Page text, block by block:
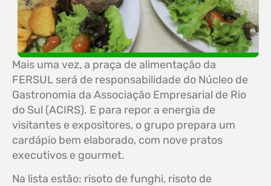
Mais uma vez, a praça de alimentação da
FERSUL será de responsabilidade do Núcleo de
Gastronomia da Associação Empresarial de Rio
do Sul (ACIRS). E para repor a energia de
visitantes e expositores, o grupo prepara um
cardápio bem elaborado, com nove pratos
executivos e gourmet.
Na lista estão: risoto de funghi, risoto de